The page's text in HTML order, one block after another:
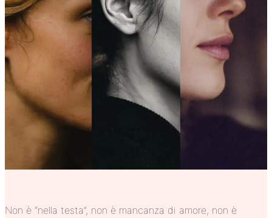
Non è “nella testa”, non è mancanza di amore, non è